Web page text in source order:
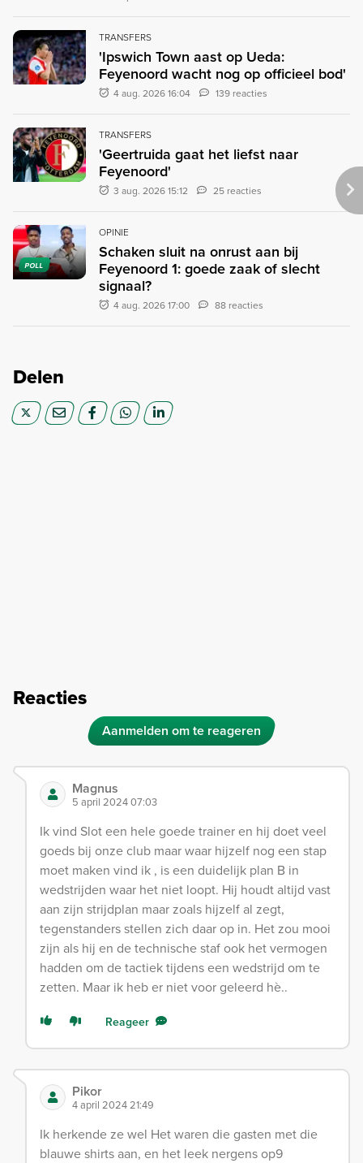
TRANSFERS
'Ipswich Town aast op Ueda:
Feyenoord wacht nog op officieel bod'
4 aug. 2026 16:04 139 reacties
TRANSFERS
'Geertruida gaat het liefst naar
Feyenoord'
3 aug. 2026 15:12 25 reacties
POLL
OPINIE
Schaken sluit na onrust aan bij
Feyenoord 1: goede zaak of slecht
signaal?
4 aug. 2026 17:00 88 reacties
Delen
Reacties
Aanmelden om te reageren
Magnus
5 april 2024 07:03
Ik vind Slot een hele goede trainer en hij doet veel
goeds bij onze club maar waar hijzelf nog een stap
moet maken vind ik , is een duidelijk plan B in
wedstrijden waar het niet loopt. Hij houdt altijd vast
aan zijn strijdplan maar zoals hijzelf al zegt,
tegenstanders stellen zich daar op in. Het zou mooi
zijn als hij en de technische staf ook het vermogen
hadden om de tactiek tijdens een wedstrijd om te
zetten. Maar ik heb er niet voor geleerd hè..
Reageer
Pikor
4 april 2024 21:49
Ik herkende ze wel Het waren die gasten met die
blauwe shirts aan, en het leek nergens op9